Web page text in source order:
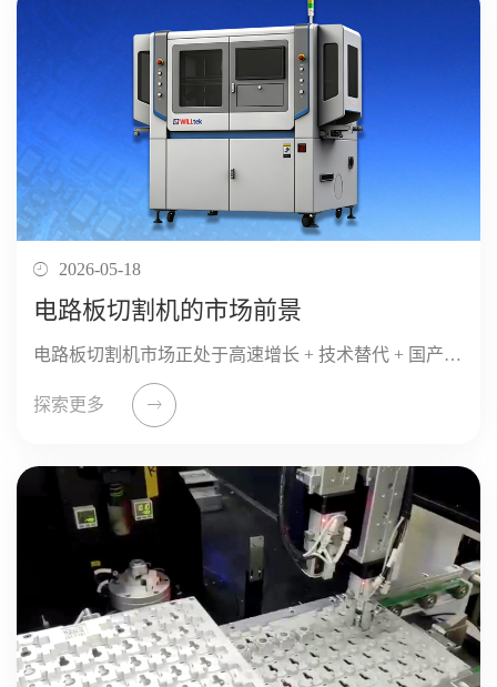
2026-05-18
电路板切割机的市场前景
电路板切割机市场正处于高速增长 + 技术替代 + 国产替代三重红利期，前景明确且长期向好：全球年复合增速约7%、中国约8.5%–12%；紫外 / 绿光激光切割快速替代机械铣削；国产设备在中高端（车规...
探索更多